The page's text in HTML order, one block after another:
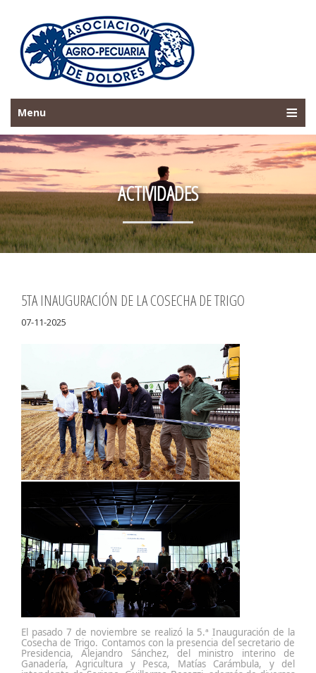
Menu
ACTIVIDADES
5TA INAUGURACIÓN DE LA COSECHA DE TRIGO
07-11-2025
El pasado 7 de noviembre se realizó la 5.ª Inauguración de la
Cosecha de Trigo. Contamos con la presencia del secretario de
Presidencia, Alejandro Sánchez, del ministro interino de
Ganadería, Agricultura y Pesca, Matías Carámbula, y del